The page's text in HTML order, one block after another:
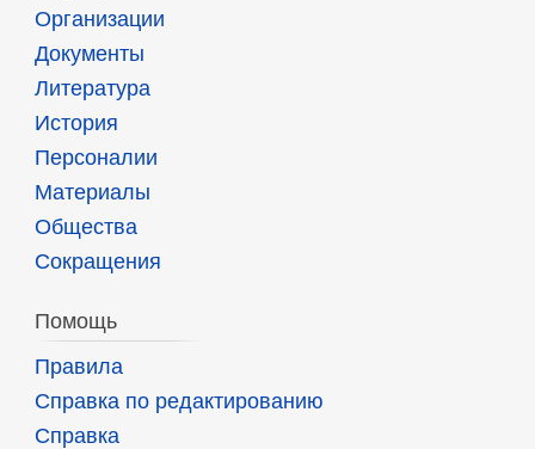
Организации
Документы
Литература
История
Персоналии
Материалы
Общества
Сокращения
Помощь
Правила
Справка по редактированию
Справка